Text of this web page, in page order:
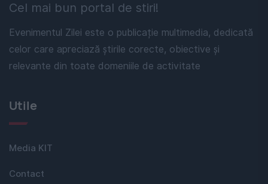
Cel mai bun portal de stiri!
Evenimentul Zilei este o publicație multimedia, dedicată
celor care apreciază știrile corecte, obiective și
relevante din toate domeniile de activitate
Utile
Media KIT
Contact